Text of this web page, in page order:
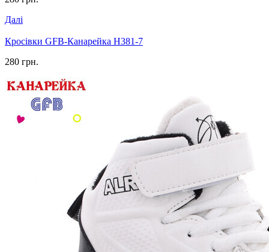
Далі
Кросівки GFB-Канарейка H381-7
280 грн.